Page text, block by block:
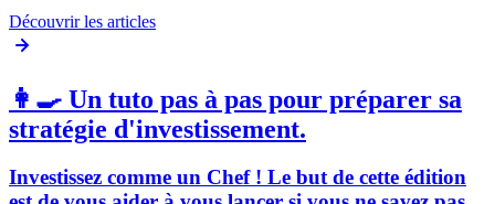
Découvrir les articles
👩‍🍳 Un tuto pas à pas pour préparer sa
stratégie d'investissement.
Investissez comme un Chef ! Le but de cette édition